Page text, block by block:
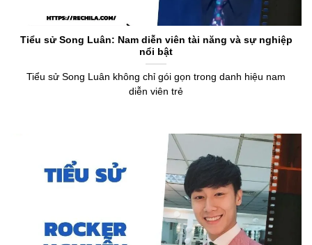
Tiểu sử Song Luân: Nam diễn viên tài năng và sự nghiệp
nổi bật
Tiểu sử Song Luân không chỉ gói gọn trong danh hiệu nam
diễn viên trẻ